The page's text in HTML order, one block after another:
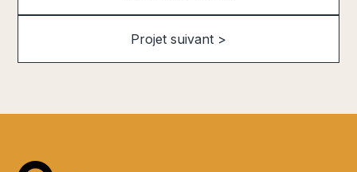
Projet suivant >